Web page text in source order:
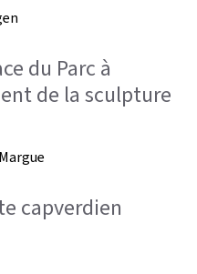
du Parc à
de la sculpture
capverdien